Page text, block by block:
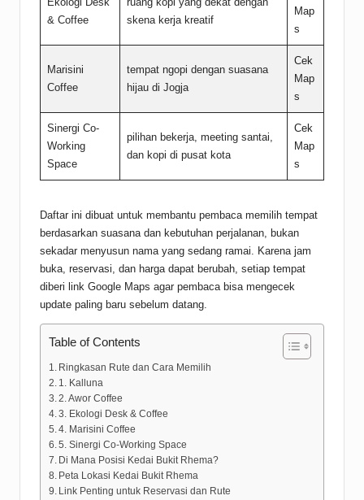
& Coffee
skena kerja kreatif
Map
s
Marisini
Coffee
tempat ngopi dengan suasana
hijau di Jogja
Cek
Map
s
Sinergi Co-
Working
Space
pilihan bekerja, meeting santai,
dan kopi di pusat kota
Cek
Map
s
Daftar ini dibuat untuk membantu pembaca memilih tempat
berdasarkan suasana dan kebutuhan perjalanan, bukan
sekadar menyusun nama yang sedang ramai. Karena jam
buka, reservasi, dan harga dapat berubah, setiap tempat
diberi link Google Maps agar pembaca bisa mengecek
update paling baru sebelum datang.
Table of Contents
Ringkasan Rute dan Cara Memilih
1. Kalluna
2. Awor Coffee
3. Ekologi Desk & Coffee
4. Marisini Coffee
5. Sinergi Co-Working Space
Di Mana Posisi Kedai Bukit Rhema?
Peta Lokasi Kedai Bukit Rhema
Link Penting untuk Reservasi dan Rute